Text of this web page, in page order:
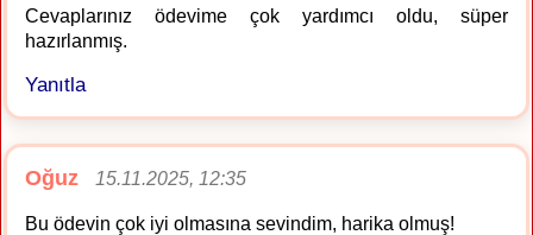
Cevaplarınız ödevime çok yardımcı oldu, süper
hazırlanmış.
Yanıtla
Oğuz 15.11.2025, 12:35
Bu ödevin çok iyi olmasına sevindim, harika olmuş!